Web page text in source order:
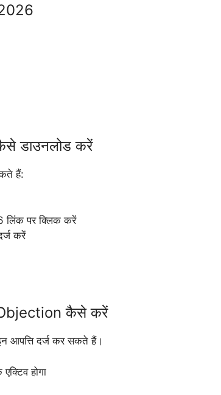
डाउनलोड करें
हैं:
लिंक पर क्लिक करें
करें
कैसे करें
आपत्ति दर्ज कर सकते हैं।
होगा